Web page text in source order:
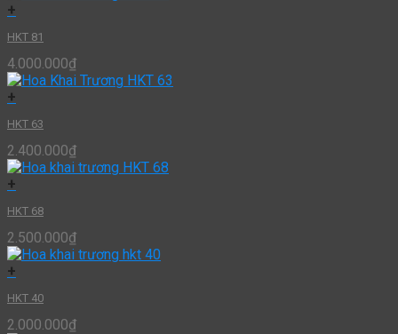
+
HKT 81
4.000.000₫
+
HKT 63
2.400.000₫
+
HKT 68
2.500.000₫
+
HKT 40
2.000.000₫